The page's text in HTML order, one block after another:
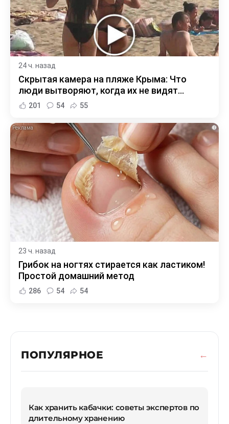
24 ч. назад
Скрытая камера на пляже Крыма: Что
люди вытворяют, когда их не видят...
201 54 55
i
23 ч. назад
Грибок на ногтях стирается как ластиком!
Простой домашний метод
286 54 54
ПОПУЛЯРНОЕ
Как хранить кабачки: советы экспертов по
длительному хранению